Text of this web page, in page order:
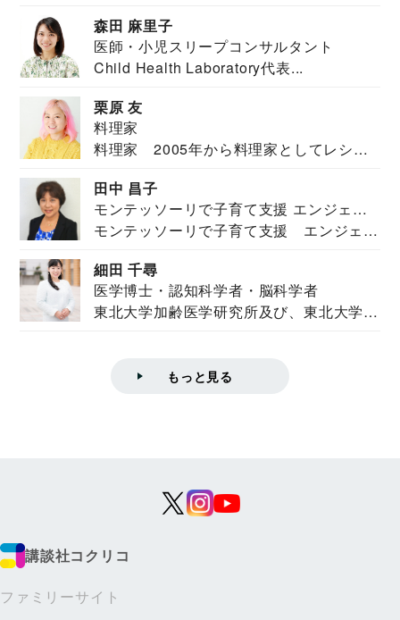
森田 麻里子
医師・小児スリープコンサルタント
Child Health Laboratory代表...
栗原 友
料理家
料理家 2005年から料理家としてレシピ
田中 昌子
モンテッソーリで子育て支援 エンジェル
ズハウス研究所所長
モンテッソーリで子育て支援 エンジェル
細田 千尋
医学博士・認知科学者・脳科学者
東北大学加齢医学研究所及び、東北大学大
もっと見る
講談社コクリコ
ファミリーサイト